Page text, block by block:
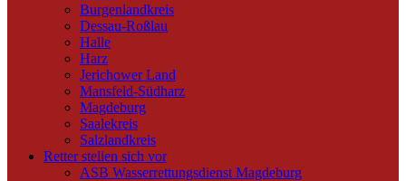
Burgenlandkreis
Dessau-Roßlau
Halle
Harz
Jerichower Land
Mansfeld-Südharz
Magdeburg
Saalekreis
Salzlandkreis
Retter stellen sich vor
ASB Wasserrettungsdienst Magdeburg